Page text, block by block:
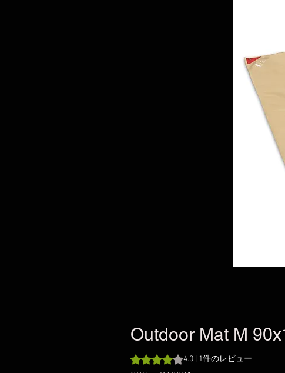
Outdoor Mat M
評価は1件のレビューに基づき、5つ
4.0 | 1件のレビュー